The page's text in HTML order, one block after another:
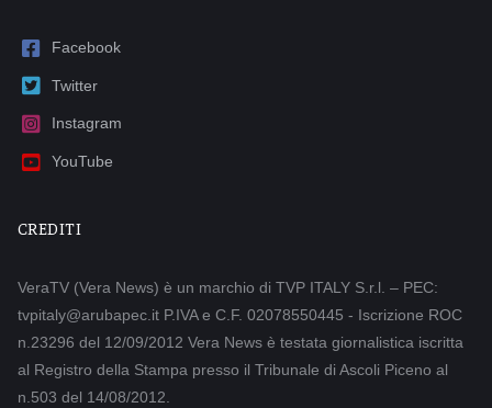
Facebook
Twitter
Instagram
YouTube
CREDITI
VeraTV (Vera News) è un marchio di TVP ITALY S.r.l. – PEC:
tvpitaly@arubapec.it P.IVA e C.F. 02078550445 - Iscrizione ROC
n.23296 del 12/09/2012 Vera News è testata giornalistica iscritta
al Registro della Stampa presso il Tribunale di Ascoli Piceno al
n.503 del 14/08/2012.